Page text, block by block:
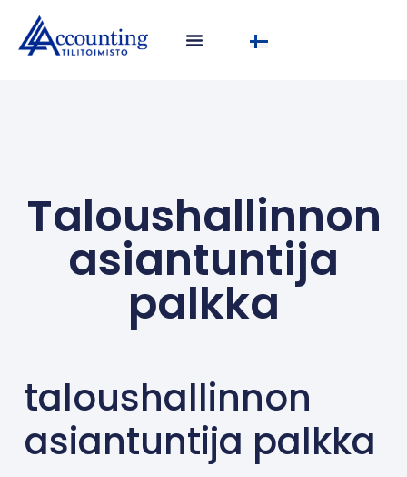
Taloushallinnon
asiantuntija
palkka
taloushallinnon
asiantuntija palkka